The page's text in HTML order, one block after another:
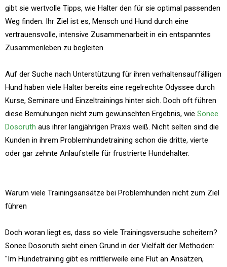
gibt sie wertvolle Tipps, wie Halter den für sie optimal passenden
Weg finden. Ihr Ziel ist es, Mensch und Hund durch eine
vertrauensvolle, intensive Zusammenarbeit in ein entspanntes
Zusammenleben zu begleiten.
Auf der Suche nach Unterstützung für ihren verhaltensauffälligen
Hund haben viele Halter bereits eine regelrechte Odyssee durch
Kurse, Seminare und Einzeltrainings hinter sich. Doch oft führen
diese Bemühungen nicht zum gewünschten Ergebnis, wie Sonee
Dosoruth aus ihrer langjährigen Praxis weiß. Nicht selten sind die
Kunden in ihrem Problemhundetraining schon die dritte, vierte
oder gar zehnte Anlaufstelle für frustrierte Hundehalter.
Warum viele Trainingsansätze bei Problemhunden nicht zum Ziel
führen
Doch woran liegt es, dass so viele Trainingsversuche scheitern?
Sonee Dosoruth sieht einen Grund in der Vielfalt der Methoden:
"Im Hundetraining gibt es mittlerweile eine Flut an Ansätzen,